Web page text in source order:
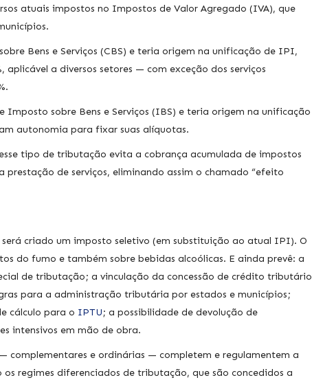
atuais impostos no Impostos de Valor Agregado (IVA), que
Bens e Serviços (CBS) e teria origem na unificação de IPI,
a diversos setores — com exceção dos serviços
Imposto sobre Bens e Serviços (IBS) e teria origem na unificação
autonomia para fixar suas alíquotas.
tipo de tributação evita a cobrança acumulada de impostos
de serviços, eliminando assim o chamado “efeito
criado um imposto seletivo (em substituição ao atual IPI). O
do fumo e também sobre bebidas alcoólicas. E ainda prevê: a
de tributação; a vinculação da concessão de crédito tributário
para a administração tributária por estados e municípios;
cálculo para o IPTU; a possibilidade de devolução de
intensivos em mão de obra.
complementares e ordinárias — completem e regulamentem a
regimes diferenciados de tributação, que são concedidos a